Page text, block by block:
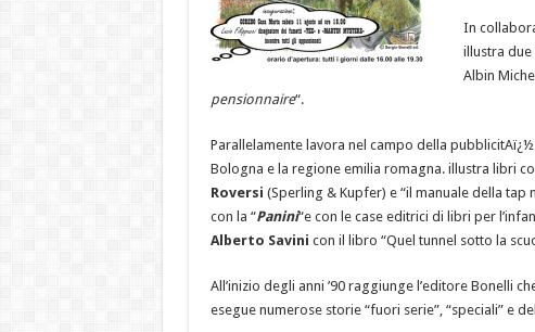
In
illustra
Albin
pensionnaire“.
Parallelamente lavora nel campo della
Bologna e la regione emilia romagna. illustra libri
Roversi (Sperling & Kupfer) e “il manuale della tap
con la “Panini“e con le case editrici di libri per
Alberto Savini con il libro “Quel tunnel sotto la
All’inizio degli anni ’90 raggiunge l’editore Bonelli
esegue numerose storie “fuori serie”, “speciali” e